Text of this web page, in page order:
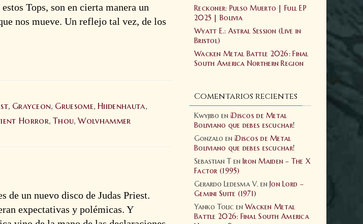
Tops, son en cierta manera un
nos mueve. Un reflejo tal vez, de los
, Grayceon, Gruesome, Hiidenhauta,
Horror,Thou,Wolvhammer
de un nuevo disco de Judas Priest.
expectativas y polémicas. Y
Reckoner: Pulso Muerto | Full EP
2025 | Bolivia
Wyatt E.: Astral Session (Live in
Bristol)
Wacken Metal Battle 2026: Final
South America Northern Region
Comentarios recientes
Kwyjibo en ¡Discos de Metal
Boliviano que debes escuchar!
Gonzalo en ¡Discos de Metal
Boliviano que debes escuchar!
Sebastian T en Iron Maiden – The X
Factor (1995)
Gerardo Ledesma V. en Jon Lord –
Gemini Suite (1971)
Yanko Tolic en Wacken Metal
Battle 2026: Final South America